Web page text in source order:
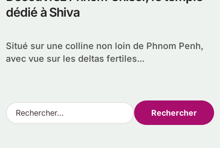
dédié à Shiva
Situé sur une colline non loin de Phnom Penh,
avec vue sur les deltas fertiles...
R
e